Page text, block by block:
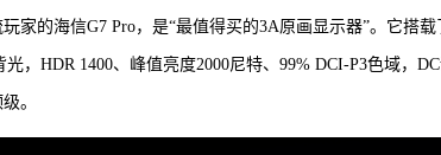
家的海信G7 Pro，是“最值得买的3A原画显示器”。它搭
光，HDR 1400、峰值亮度2000尼特、99% DCI-P3色域，
。